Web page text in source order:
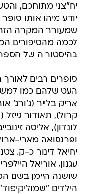
יח"צני מתוחכם,
יודע מיהו אותו
שמעורר המקרה הזה
לכמה מהסיפורים
בהיסטוריה של
סופרים רבים
העט שלהם כמו
אריק בלייר (ג'ורג'
קרול), תאודור גייזל
לונדון), אליסה
ופרנסואה מארי-
יחיאל דינור כ-ק.
עגנון, אוריאל
שושנה היימן בשם
הילדים